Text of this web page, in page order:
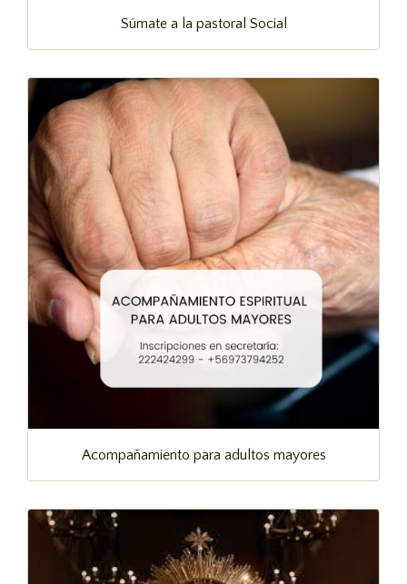
Súmate a la pastoral Social
Acompañamiento para adultos mayores